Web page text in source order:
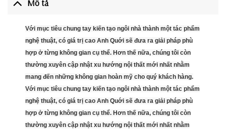
Mô tả
Với mục tiêu chung tay kiến tạo ngôi nhà thành một tác phẩm
nghệ thuật, có giá trị cao Anh Quới sẽ đưa ra giải pháp phù
hợp ở từng không gian cụ thể. Hơn thế nữa, chúng tôi còn
thường xuyên cập nhật xu hướng nội thất mới nhất nhằm
mang đến những không gian hoàn mỹ cho quý khách hàng.
Với mục tiêu chung tay kiến tạo ngôi nhà thành một tác phẩm
nghệ thuật, có giá trị cao Anh Quới sẽ đưa ra giải pháp phù
hợp ở từng không gian cụ thể. Hơn thế nữa, chúng tôi còn
thường xuyên cập nhật xu hướng nội thất mới nhất nhằm